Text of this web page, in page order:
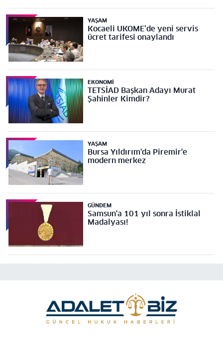
YAŞAM
Kocaeli UKOME’de yeni servis
ücret tarifesi onaylandı
EKONOMI
TETSİAD Başkan Adayı Murat
Şahinler Kimdir?
YAŞAM
Bursa Yıldırım'da Piremir'e
modern merkez
GÜNDEM
Samsun'a 101 yıl sonra İstiklal
Madalyası!